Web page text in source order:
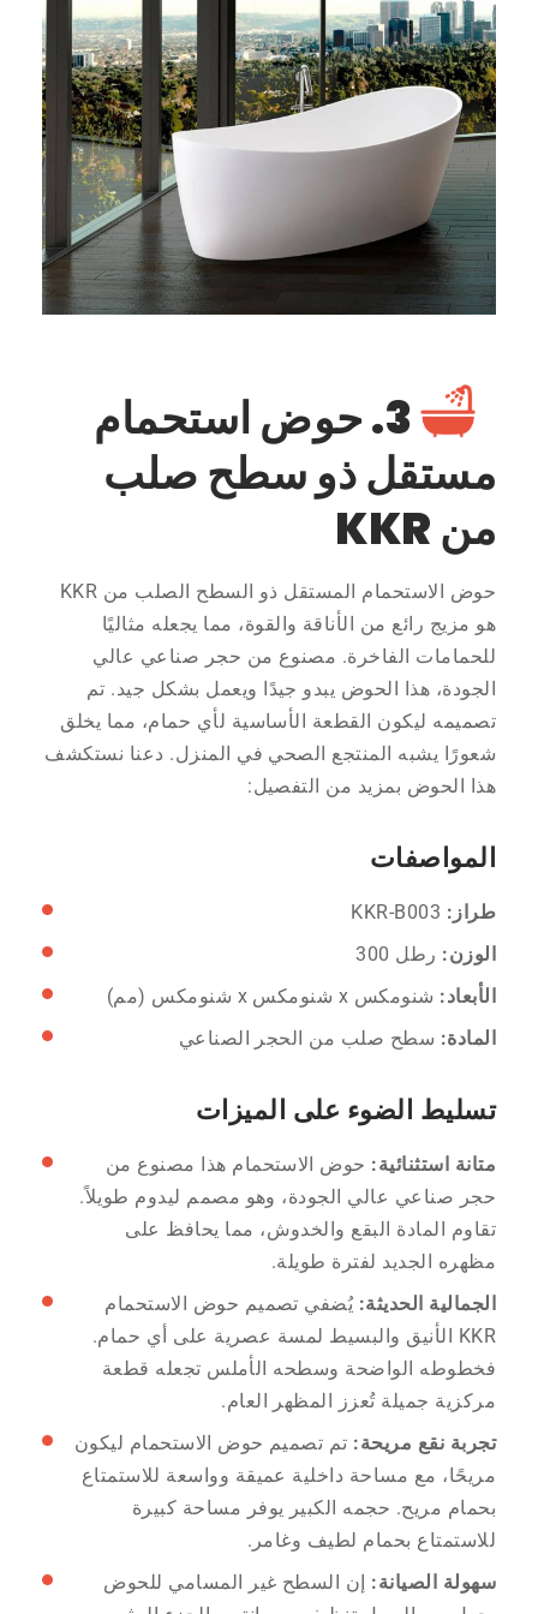
3. حوض استحمام
مستقل ذو سطح صلب
من KKR
حوض الاستحمام المستقل ذو السطح الصلب من KKR
هو مزيج رائع من الأناقة والقوة، مما يجعله مثاليًا
للحمامات الفاخرة. مصنوع من حجر صناعي عالي
الجودة، هذا الحوض يبدو جيدًا ويعمل بشكل جيد. تم
تصميمه ليكون القطعة الأساسية لأي حمام، مما يخلق
شعورًا يشبه المنتجع الصحي في المنزل. دعنا نستكشف
هذا الحوض بمزيد من التفصيل:
المواصفات
طراز:
الوزن: رطل 300
الأبعاد: شنومكس x شنومكس x شنومكس (مم)
المادة: سطح صلب من الحجر الصناعي
تسليط الضوء على الميزات
متانة استثنائية: حوض الاستحمام هذا مصنوع من
حجر صناعي عالي الجودة، وهو مصمم ليدوم طويلاً.
تقاوم المادة البقع والخدوش، مما يحافظ على
مظهره الجديد لفترة طويلة.
الجمالية الحديثة:يُضفي تصميم حوض الاستحمام
KKR الأنيق والبسيط لمسة عصرية على أي حمام.
فخطوطه الواضحة وسطحه الأملس تجعله قطعة
مركزية جميلة تُعزز المظهر العام.
تجربة نقع مريحة: تم تصميم حوض الاستحمام ليكون
مريحًا، مع مساحة داخلية عميقة وواسعة للاستمتاع
بحمام مريح. حجمه الكبير يوفر مساحة كبيرة
للاستمتاع بحمام لطيف وغامر.
سهولة الصيانة: إن السطح غير المسامي للحوض